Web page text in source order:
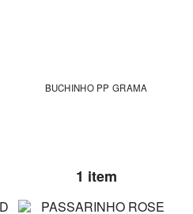
BUCHINHO PP GRAMA
1 item